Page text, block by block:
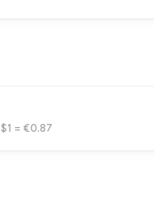
$1 = €0.87